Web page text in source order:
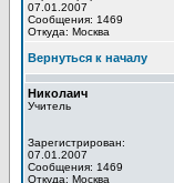
07.01.2007
Сообщения: 1469
Откуда: Москва
Вернуться к началу
Николаич
Учитель
Зарегистрирован:
07.01.2007
Сообщения: 1469
Откуда: Москва